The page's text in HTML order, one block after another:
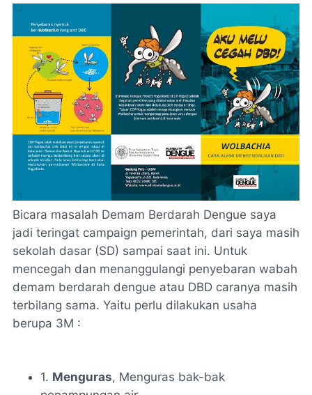
Bicara masalah Demam Berdarah Dengue saya
jadi teringat campaign pemerintah, dari saya masih
sekolah dasar (SD) sampai saat ini. Untuk
mencegah dan menanggulangi penyebaran wabah
demam berdarah dengue atau DBD caranya masih
terbilang sama. Yaitu perlu dilakukan usaha
berupa 3M :
1. Menguras, Menguras bak-bak